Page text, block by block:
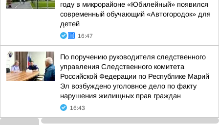
году в микрорайоне «Юбилейный» появился
современный обучающий «Автогородок» для
детей
16:47
По поручению руководителя следственного
управления Следственного комитета
Российской Федерации по Республике Марий
Эл возбуждено уголовное дело по факту
нарушения жилищных прав граждан
16:43